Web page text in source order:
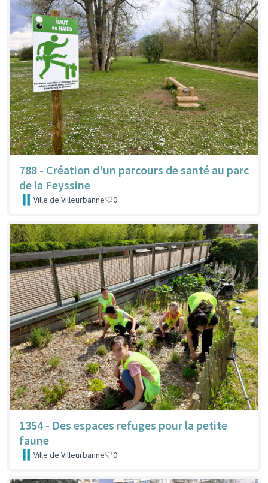
788 - Création d'un parcours de santé au parc
de la Feyssine
Ville de Villeurbanne 0
1354 - Des espaces refuges pour la petite
faune
Ville de Villeurbanne 0